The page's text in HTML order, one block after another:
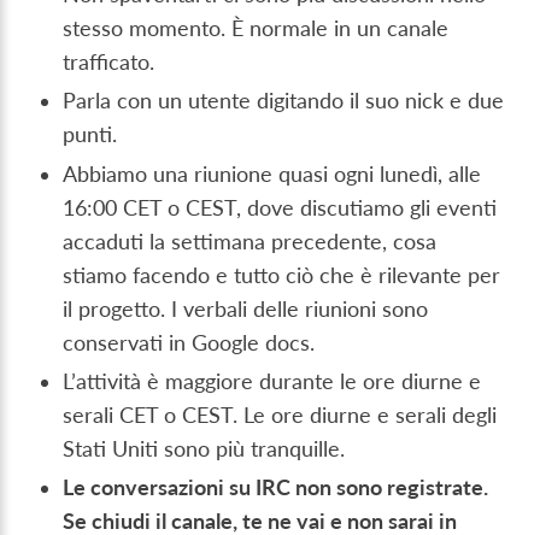
stesso momento. È normale in un canale
trafficato.
Parla con un utente digitando il suo nick e due
punti.
Abbiamo una riunione quasi ogni lunedì, alle
16:00 CET o CEST, dove discutiamo gli eventi
accaduti la settimana precedente, cosa
stiamo facendo e tutto ciò che è rilevante per
il progetto. I verbali delle riunioni sono
conservati in Google docs.
L’attività è maggiore durante le ore diurne e
serali CET o CEST. Le ore diurne e serali degli
Stati Uniti sono più tranquille.
Le conversazioni su IRC non sono registrate.
Se chiudi il canale, te ne vai e non sarai in